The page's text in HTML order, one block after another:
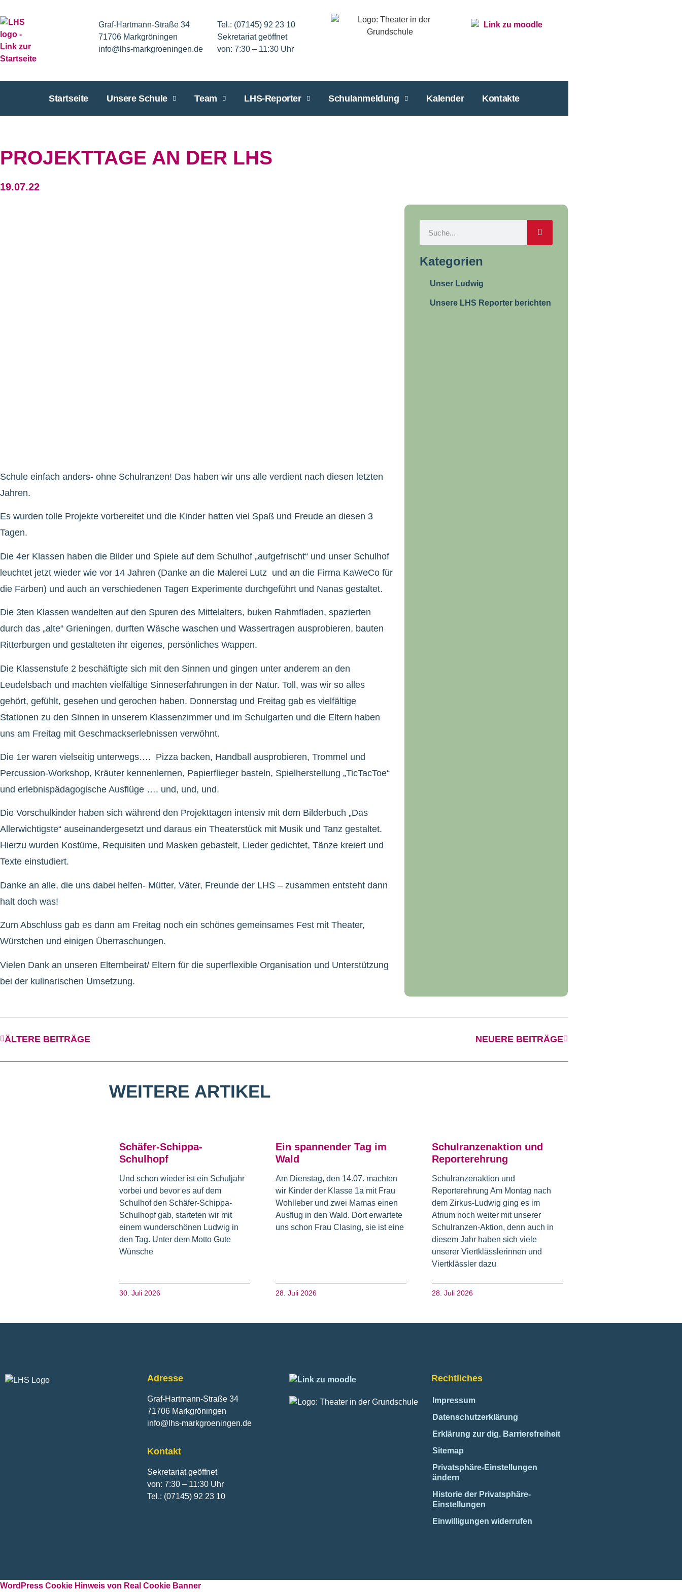
Graf-Hartmann-Straße 34
71706 Markgröningen
info@lhs-markgroeningen.de
Tel.: (07145) 92 23 10
Sekretariat geöffnet
von: 7:30 – 11:30 Uhr
Startseite Unsere Schule Team LHS-Reporter Schulanmeldung Kalender Kontakte
PROJEKTTAGE AN DER LHS
19.07.22
Schule einfach anders- ohne Schulranzen! Das haben wir uns alle verdient nach diesen letzten
Jahren.
Es wurden tolle Projekte vorbereitet und die Kinder hatten viel Spaß und Freude an diesen 3
Tagen.
Die 4er Klassen haben die Bilder und Spiele auf dem Schulhof „aufgefrischt“ und unser Schulhof
leuchtet jetzt wieder wie vor 14 Jahren (Danke an die Malerei Lutz und an die Firma KaWeCo für
die Farben) und auch an verschiedenen Tagen Experimente durchgeführt und Nanas gestaltet.
Die 3ten Klassen wandelten auf den Spuren des Mittelalters, buken Rahmfladen, spazierten
durch das „alte“ Grieningen, durften Wäsche waschen und Wassertragen ausprobieren, bauten
Ritterburgen und gestalteten ihr eigenes, persönliches Wappen.
Die Klassenstufe 2 beschäftigte sich mit den Sinnen und gingen unter anderem an den
Leudelsbach und machten vielfältige Sinneserfahrungen in der Natur. Toll, was wir so alles
gehört, gefühlt, gesehen und gerochen haben. Donnerstag und Freitag gab es vielfältige
Stationen zu den Sinnen in unserem Klassenzimmer und im Schulgarten und die Eltern haben
uns am Freitag mit Geschmackserlebnissen verwöhnt.
Die 1er waren vielseitig unterwegs…. Pizza backen, Handball ausprobieren, Trommel und
Percussion-Workshop, Kräuter kennenlernen, Papierflieger basteln, Spielherstellung „TicTacToe“
und erlebnispädagogische Ausflüge …. und, und, und.
Die Vorschulkinder haben sich während den Projekttagen intensiv mit dem Bilderbuch „Das
Allerwichtigste“ auseinandergesetzt und daraus ein Theaterstück mit Musik und Tanz gestaltet.
Hierzu wurden Kostüme, Requisiten und Masken gebastelt, Lieder gedichtet, Tänze kreiert und
Texte einstudiert.
Danke an alle, die uns dabei helfen- Mütter, Väter, Freunde der LHS – zusammen entsteht dann
halt doch was!
Zum Abschluss gab es dann am Freitag noch ein schönes gemeinsames Fest mit Theater,
Würstchen und einigen Überraschungen.
Vielen Dank an unseren Elternbeirat/ Eltern für die superflexible Organisation und Unterstützung
bei der kulinarischen Umsetzung.
Kategorien
Unser Ludwig
Unsere LHS Reporter berichten
ÄLTERE BEITRÄGE NEUERE BEITRÄGE
WEITERE ARTIKEL
Schäfer-Schippa-
Schulhopf
Und schon wieder ist ein Schuljahr
vorbei und bevor es auf dem
Schulhof den Schäfer-Schippa-
Schulhopf gab, starteten wir mit
einem wunderschönen Ludwig in
den Tag. Unter dem Motto Gute
Wünsche
30. Juli 2026
Ein spannender Tag im
Wald
Am Dienstag, den 14.07. machten
wir Kinder der Klasse 1a mit Frau
Wohlleber und zwei Mamas einen
Ausflug in den Wald. Dort erwartete
uns schon Frau Clasing, sie ist eine
28. Juli 2026
Schulranzenaktion und
Reporterehrung
Schulranzenaktion und
Reporterehrung Am Montag nach
dem Zirkus-Ludwig ging es im
Atrium noch weiter mit unserer
Schulranzen-Aktion, denn auch in
diesem Jahr haben sich viele
unserer Viertklässlerinnen und
Viertklässler dazu
28. Juli 2026
Fusszeile
Adresse
Graf-Hartmann-Straße 34
71706 Markgröningen
info@lhs-markgroeningen.de
Kontakt
Sekretariat geöffnet
von: 7:30 – 11:30 Uhr
Tel.: (07145) 92 23 10
Rechtliches
Impressum
Datenschutzerklärung
Erklärung zur dig. Barrierefreiheit
Sitemap
Privatsphäre-Einstellungen
ändern
Historie der Privatsphäre-
Einstellungen
Einwilligungen widerrufen
WordPress Cookie Hinweis von Real Cookie Banner